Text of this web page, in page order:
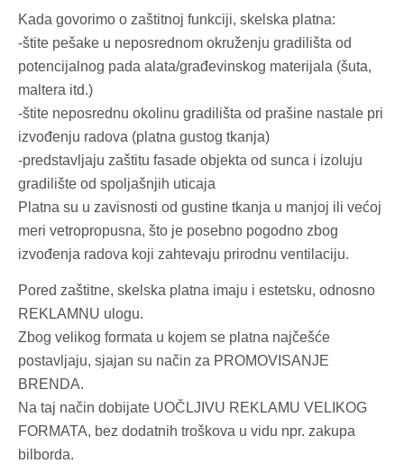
Kada govorimo o zaštitnoj funkciji, skelska platna:
-štite pešake u neposrednom okruženju gradilišta od
potencijalnog pada alata/građevinskog materijala (šuta,
maltera itd.)
-štite neposrednu okolinu gradilišta od prašine nastale pri
izvođenju radova (platna gustog tkanja)
-predstavljaju zaštitu fasade objekta od sunca i izoluju
gradilište od spoljašnjih uticaja
Platna su u zavisnosti od gustine tkanja u manjoj ili većoj
meri vetropropusna, što je posebno pogodno zbog
izvođenja radova koji zahtevaju prirodnu ventilaciju.
Pored zaštitne, skelska platna imaju i estetsku, odnosno
REKLAMNU ulogu.
Zbog velikog formata u kojem se platna najčešće
postavljaju, sjajan su način za PROMOVISANJE
BRENDA.
Na taj način dobijate UOČLJIVU REKLAMU VELIKOG
FORMATA, bez dodatnih troškova u vidu npr. zakupa
bilborda.